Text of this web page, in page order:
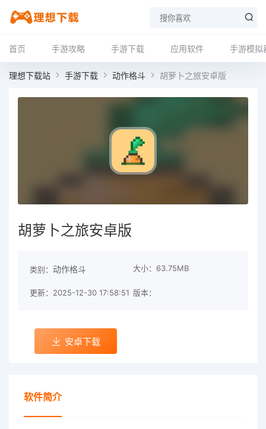
首页 手游攻略 手游下载 应用软件 手游模拟
理想下载站 手游下载 动作格斗 胡萝卜之旅安卓版
胡萝卜之旅安卓版
类别： 动作格斗 大小：63.75MB
更新：2025-12-30 17:58:51 版本：
安卓下载
软件简介